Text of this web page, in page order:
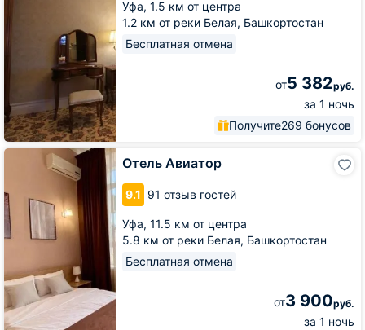
Уфа, 1.5 км от центра
1.2 км от реки Белая, Башкортостан
Бесплатная отмена
от5 382руб.
за 1 ночь
Получите269 бонусов
Отель Авиатор
9.1 91 отзыв гостей
Уфа, 11.5 км от центра
5.8 км от реки Белая, Башкортостан
Бесплатная отмена
от3 900руб.
за 1 ночь
Отель